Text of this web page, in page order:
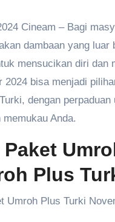
dambaan yang
mensucikan diri
bisa menjadi
dengan
Anda.
Plus
Umroh Plus Turki